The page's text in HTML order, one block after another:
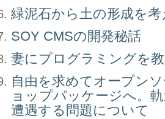
緑泥石から土の形成を考
SOY CMSの開発秘話
妻にプログラミングを
自由を求めてオープン
ョップパッケージへ。
遭遇する問題について